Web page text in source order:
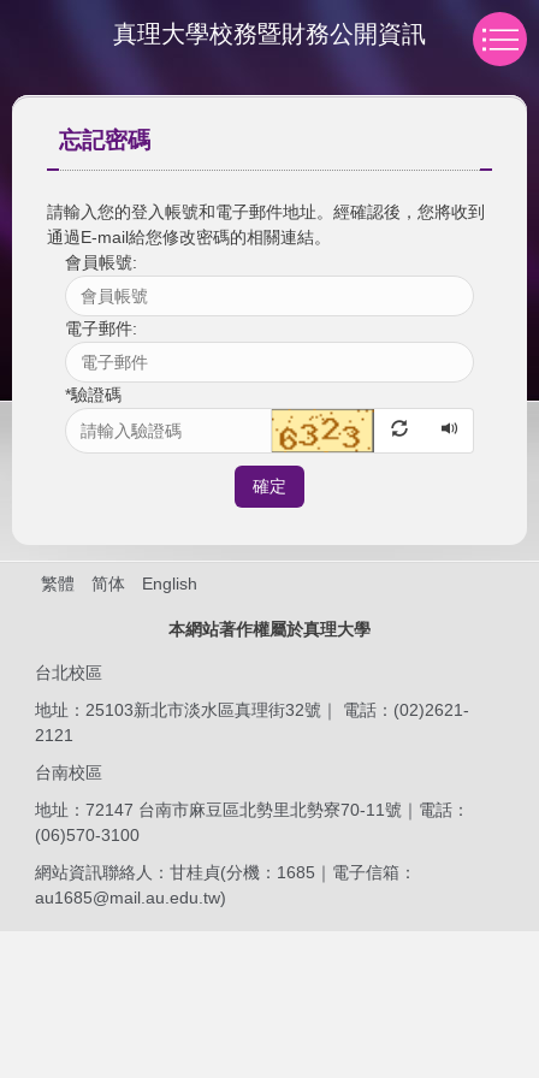
要
真理大學校務暨財務公開資訊
忘記密碼
請輸入您的登入帳號和電子郵件地址。經確認後，您將收到
通過E-mail給您修改密碼的相關連結。
會員帳號:
電子郵件:
*驗證碼
確定
繁體 简体 English
本網站著作權屬於真理大學
台北校區
地址：25103新北市淡水區真理街32號｜ 電話：(02)2621-
2121
台南校區
地址：72147 台南市麻豆區北勢里北勢寮70-11號｜電話：
(06)570-3100
網站資訊聯絡人：甘桂貞(分機：1685｜電子信箱：
au1685@mail.au.edu.tw)